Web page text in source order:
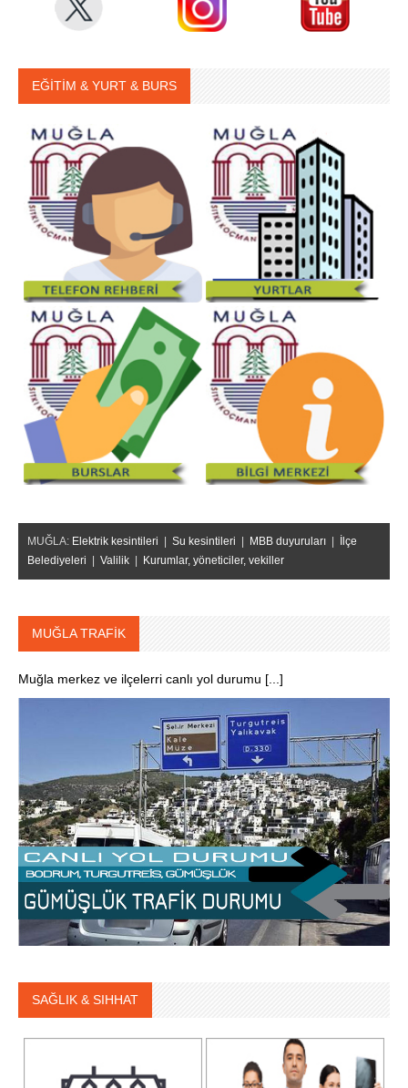
EĞİTİM & YURT & BURS
MUĞLA: Elektrik kesintileri | Su kesintileri | MBB duyuruları | İlçe
Belediyeleri | Valilik | Kurumlar, yöneticiler, vekiller
MUĞLA TRAFİK
Muğla merkez ve ilçelerri canlı yol durumu [...]
SAĞLIK & SIHHAT